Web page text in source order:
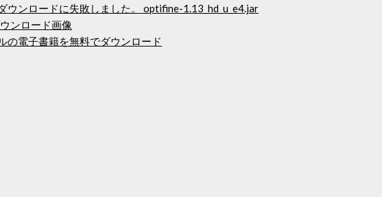
ウンロードに失敗しました。 optifine-1.13_hd_u_e4.jar
ンロード画像
の電子書籍を無料でダウンロード